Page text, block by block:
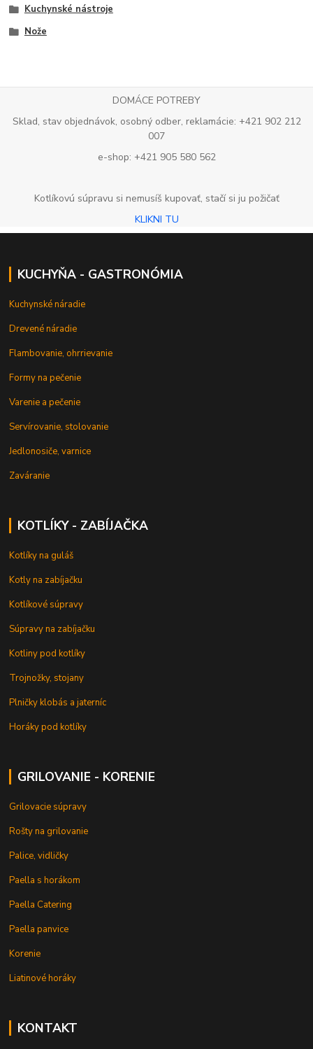
Kuchynské nástroje
Nože
DOMÁCE POTREBY
Sklad, stav objednávok, osobný odber, reklamácie: +421 902 212
007
e-shop: +421 905 580 562
Kotlíkovú súpravu si nemusíš kupovať, stačí si ju požičať
KLIKNI TU
KUCHYŇA - GASTRONÓMIA
Kuchynské náradie
Drevené náradie
Flambovanie, ohrrievanie
Formy na pečenie
Varenie a pečenie
Servírovanie, stolovanie
Jedlonosiče, varnice
Zaváranie
KOTLÍKY - ZABÍJAČKA
Kotlíky na guláš
Kotly na zabíjačku
Kotlíkové súpravy
Súpravy na zabíjačku
Kotliny pod kotlíky
Trojnožky, stojany
Plničky klobás a jaterníc
Horáky pod kotlíky
GRILOVANIE - KORENIE
Grilovacie súpravy
Rošty na grilovanie
Palice, vidličky
Paella s horákom
Paella Catering
Paella panvice
Korenie
Liatinové horáky
KONTAKT